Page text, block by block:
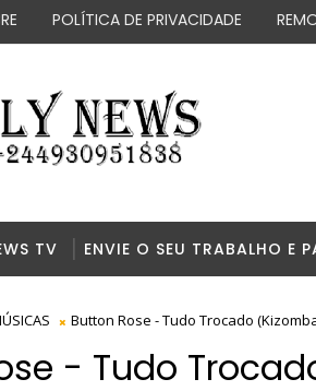
POLÍTICA DE PRIVACIDADE
TV ENVIE O SEU TRABALHO E
Button Rose - Tudo Trocado
- Tudo